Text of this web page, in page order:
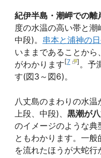
紀伊半島・潮岬での離
度の水温の高い帯と潮
中段)。 串本と浦神の
いままであることから
がわかります [7 ] 。予
す(図3～図6)。
八丈島のまわりの水
上段、中段)、 黒潮が
のイメージのような典
ともわかります。一
を流れたほうが大蛇行